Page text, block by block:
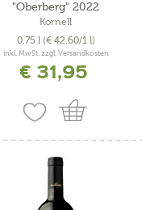
"Oberberg" 2022
Kornell
0,75 l (€ 42,60/1 l)
inkl. MwSt. zzgl. Versandkosten
€ 31,95